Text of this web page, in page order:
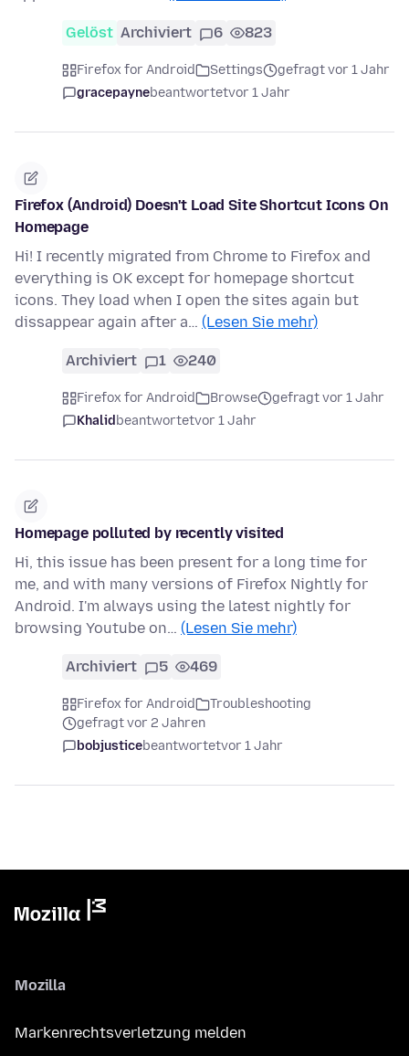
Gelöst Archiviert 6 823
Firefox for Android Settings
gefragt vor 1 Jahr
gracepaynebeantwortetvor 1 Jahr
Firefox (Android) Doesn't Load Site Shortcut Icons On
Homepage
Hi! I recently migrated from Chrome to Firefox and
everything is OK except for homepage shortcut
icons. They load when I open the sites again but
dissappear again after a… (Lesen Sie mehr)
Archiviert 1 240
Firefox for Android Browse
gefragt vor 1 Jahr
Khalidbeantwortetvor 1 Jahr
Homepage polluted by recently visited
Hi, this issue has been present for a long time for
me, and with many versions of Firefox Nightly for
Android. I'm always using the latest nightly for
browsing Youtube on… (Lesen Sie mehr)
Archiviert 5 469
Firefox for Android
Troubleshooting
gefragt vor 2 Jahren
bobjusticebeantwortetvor 1 Jahr
Mozilla
Markenrechtsverletzung melden